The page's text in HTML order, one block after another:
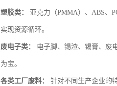
塑胶类： 亚克力（PMMA）、ABS、
实现资源循环。
废电子类： 电子脚、锡渣、锡膏、废
为宝。
各类工厂废料： 针对不同生产企业的